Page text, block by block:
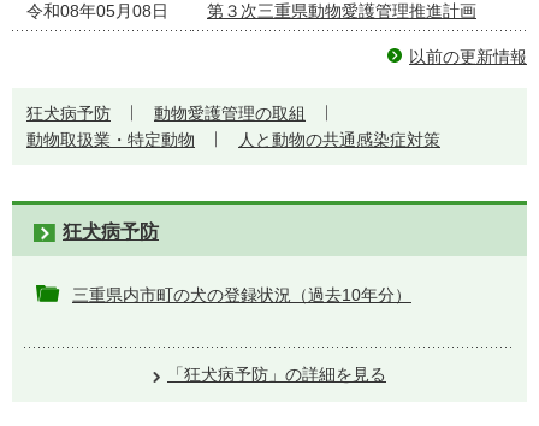
令和08年05月08日 第３次三重県動物愛護管理推進計画
以前の更新情報
狂犬病予防
動物愛護管理の取組
動物取扱業・特定動物
人と動物の共通感染症対策
狂犬病予防
三重県内市町の犬の登録状況（過去10年分）
「狂犬病予防」の詳細を見る